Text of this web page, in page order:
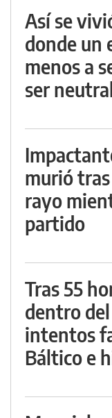
Así se
donde un
menos a
ser
murió
rayo
partido
Tras 55
dentro
intentos
Báltico e